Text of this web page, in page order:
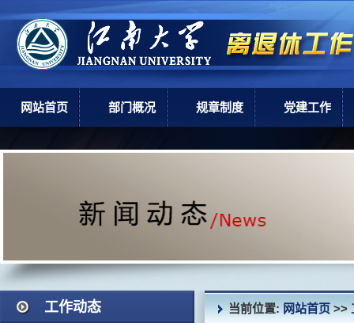
网站首页 部门概况
岗位职责
规章制度 党建工作
工作动态 当前位置:网站首页>>